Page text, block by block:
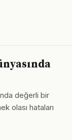
değerli bir
olası hataları